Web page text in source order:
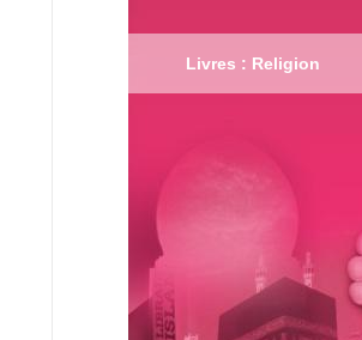
Livres : Religion